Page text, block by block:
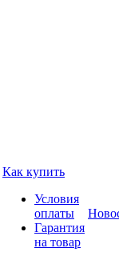
Как купить
Условия
оплаты
Гарантия
на товар